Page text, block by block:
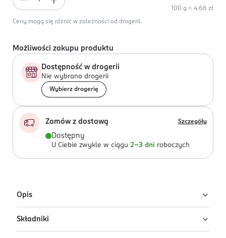
100 g = 4,66 zł
Ceny mogą się różnić w zależności od drogerii.
Możliwości zakupu produktu
Dostępność w drogerii
Nie wybrano drogerii
Wybierz drogerię
Zamów z dostawą Szczegóły
Dostępny
U Ciebie zwykle w ciągu 2-3 dni roboczych
Opis
Dermatologiczne mydło w kostce z lnem od Biały Jeleń
przeznaczone do skóry wrażliwej delikatnie oczyszcza i
Składniki